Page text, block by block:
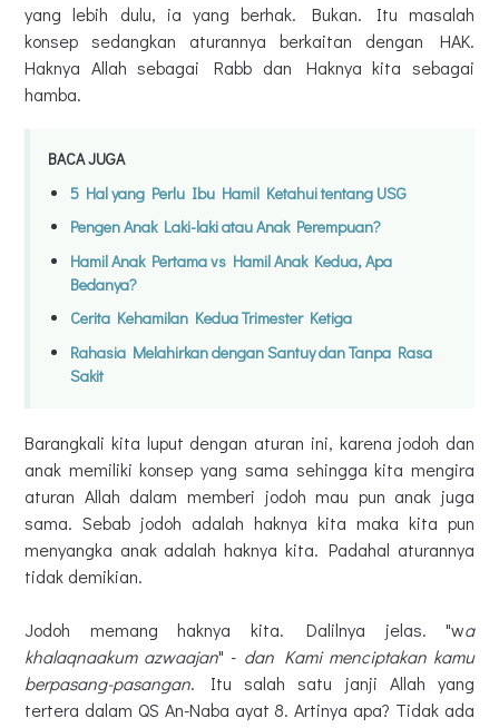
yang lebih dulu, ia yang berhak. Bukan. Itu masalah
konsep sedangkan aturannya berkaitan dengan HAK.
Haknya Allah sebagai Rabb dan Haknya kita sebagai
hamba.
BACA JUGA
5 Hal yang Perlu Ibu Hamil Ketahui tentang USG
Pengen Anak Laki-laki atau Anak Perempuan?
Hamil Anak Pertama vs Hamil Anak Kedua, Apa
Bedanya?
Cerita Kehamilan Kedua Trimester Ketiga
Rahasia Melahirkan dengan Santuy dan Tanpa Rasa
Sakit
Barangkali kita luput dengan aturan ini, karena jodoh dan
anak memiliki konsep yang sama sehingga kita mengira
aturan Allah dalam memberi jodoh mau pun anak juga
sama. Sebab jodoh adalah haknya kita maka kita pun
menyangka anak adalah haknya kita. Padahal aturannya
tidak demikian.
Jodoh memang haknya kita. Dalilnya jelas. "wa
khalaqnaakum azwaajan" - dan Kami menciptakan kamu
berpasang-pasangan. Itu salah satu janji Allah yang
tertera dalam QS An-Naba ayat 8. Artinya apa? Tidak ada